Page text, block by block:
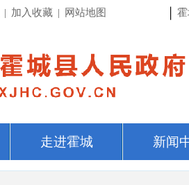
| 加入收藏 | 网站地图
走进霍城 新闻